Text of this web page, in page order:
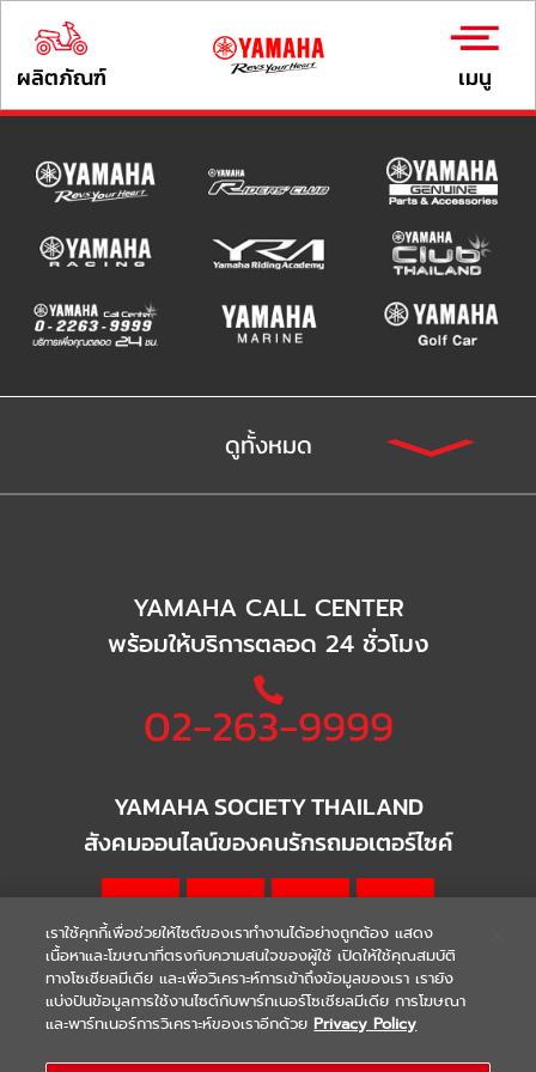
ผลิตภัณฑ์ เมนู
ดูทั้งหมด
YAMAHA CALL CENTER
พร้อมให้บริการตลอด 24 ชั่วโมง
02-263-9999
YAMAHA SOCIETY THAILAND
สังคมออนไลน์ของคนรักรถมอเตอร์ไซค์
WARRANTY | Terms & Conditions
เราใช้คุกกี้เพื่อช่วยให้ไซต์ของเราทำงานได้อย่างถูกต้อง แสดง
เนื้อหาและโฆษณาที่ตรงกับความสนใจของผู้ใช้ เปิดให้ใช้คุณสมบัติ
ทางโซเชียลมีเดีย และเพื่อวิเคราะห์การเข้าถึงข้อมูลของเรา เรายัง
แบ่งปันข้อมูลการใช้งานไซต์กับพาร์ทเนอร์โซเชียลมีเดีย การโฆษณา
และพาร์ทเนอร์การวิเคราะห์ของเราอีกด้วย Privacy Policy